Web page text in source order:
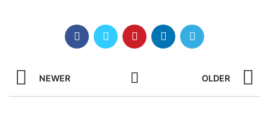
NEWER OLDER